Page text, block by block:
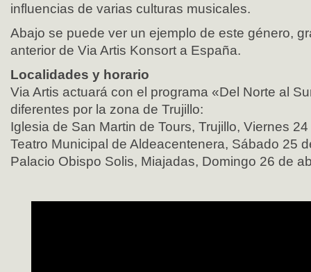
influencias de varias culturas musicales.
Abajo se puede ver un ejemplo de este género,
anterior de Via Artis Konsort a España.
Localidades y horario
Via Artis actuará con el programa «Del Norte al
diferentes por la zona de Trujillo:
Iglesia de San Martin de Tours, Trujillo, Viernes
Teatro Municipal de Aldeacentenera, Sábado 25
Palacio Obispo Solis, Miajadas, Domingo 26 de